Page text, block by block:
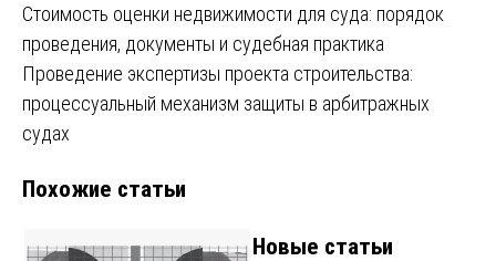
Навигация
по
записям
Стоимость оценки недвижимости для суда: порядок
проведения, документы и судебная практика
Проведение экспертизы проекта строительства:
процессуальный механизм защиты в арбитражных
судах
Похожие статьи
Новые статьи